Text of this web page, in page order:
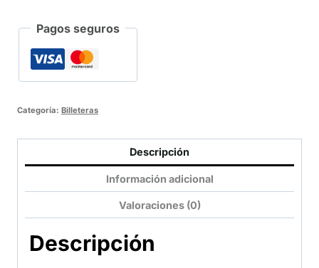
Pagos seguros
Categoría: Billeteras
Descripción
Información adicional
Valoraciones (0)
Descripción